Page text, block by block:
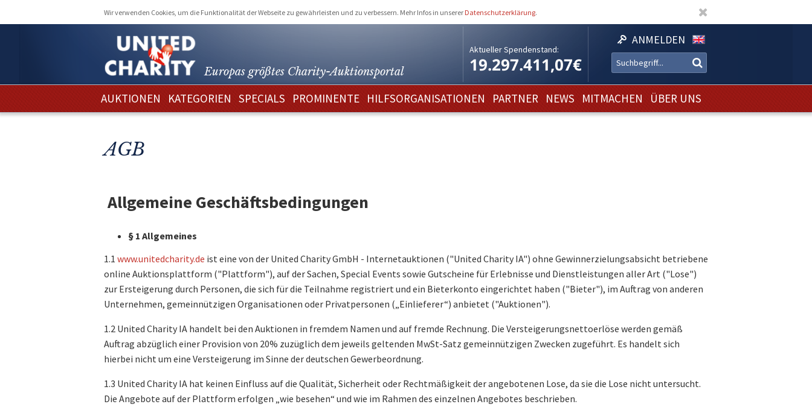
Wir verwenden Cookies, um die Funktionalität der Webseite zu gewährleisten und zu verbessern. Mehr Infos in unserer Datenschutzerklärung.
Europas größtes Charity-Auktionsportal
Aktueller Spendenstand:
19.297.411,07€
ANMELDEN
AUKTIONEN KATEGORIEN SPECIALS PROMINENTE HILFSORGANISATIONEN PARTNER NEWS MITMACHEN ÜBER UNS
AGB
Allgemeine Geschäftsbedingungen
§ 1 Allgemeines
1.1 www.unitedcharity.de ist eine von der United Charity GmbH - Internetauktionen ("United Charity IA") ohne Gewinnerzielungsabsicht betriebene
online Auktionsplattform ("Plattform"), auf der Sachen, Special Events sowie Gutscheine für Erlebnisse und Dienstleistungen aller Art ("Lose")
zur Ersteigerung durch Personen, die sich für die Teilnahme registriert und ein Bieterkonto eingerichtet haben ("Bieter"), im Auftrag von anderen
Unternehmen, gemeinnützigen Organisationen oder Privatpersonen („Einlieferer“) anbietet ("Auktionen").
1.2 United Charity IA handelt bei den Auktionen in fremdem Namen und auf fremde Rechnung. Die Versteigerungsnettoerlöse werden gemäß
Auftrag abzüglich einer Provision von 20% zuzüglich dem jeweils geltenden MwSt-Satz gemeinnützigen Zwecken zugeführt. Es handelt sich
hierbei nicht um eine Versteigerung im Sinne der deutschen Gewerbeordnung.
1.3 United Charity IA hat keinen Einfluss auf die Qualität, Sicherheit oder Rechtmäßigkeit der angebotenen Lose, da sie die Lose nicht untersucht.
Die Angebote auf der Plattform erfolgen „wie besehen“ und wie im Rahmen des einzelnen Angebotes beschrieben.